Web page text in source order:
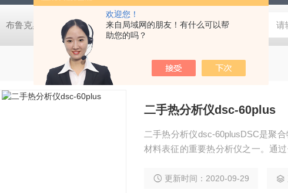
欢迎您！
来自局域网的朋友！有什么可以帮
助您的吗？
布鲁克桌面型XRD衍射仪 岛津进口紫外分光光度计 蔡司MERLIN系
二手热分析仪dsc-60plus
二手热分析仪dsc-60plusDSC是聚
材料表征的重要热分析仪之一。通
更新时间：2020-09-29